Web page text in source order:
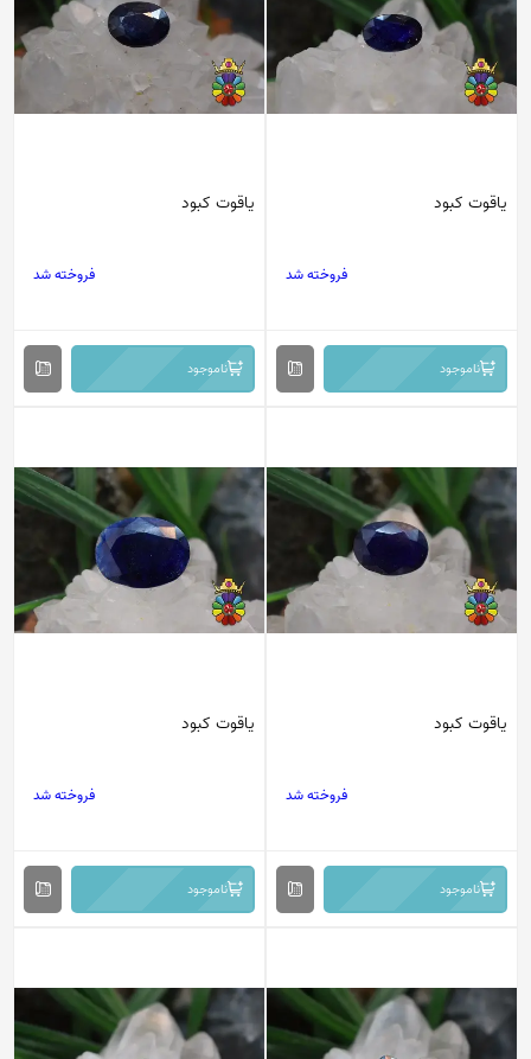
یاقوت کبود
فروخته شد
ناموجود
یاقوت کبود
فروخته شد
ناموجود
یاقوت کبود
فروخته شد
ناموجود
یاقوت کبود
فروخته شد
ناموجود